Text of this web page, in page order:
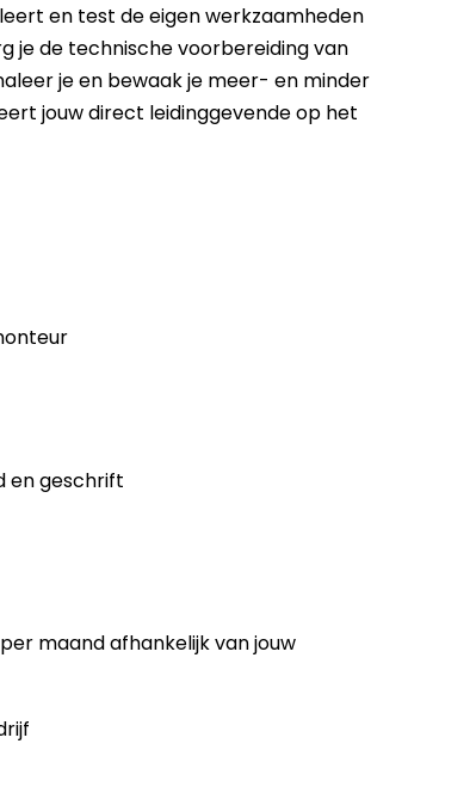
en test de eigen werkzaamheden
je de technische voorbereiding van
je en bewaak je meer- en minder
jouw direct leidinggevende op het
en geschrift
maand afhankelijk van jouw